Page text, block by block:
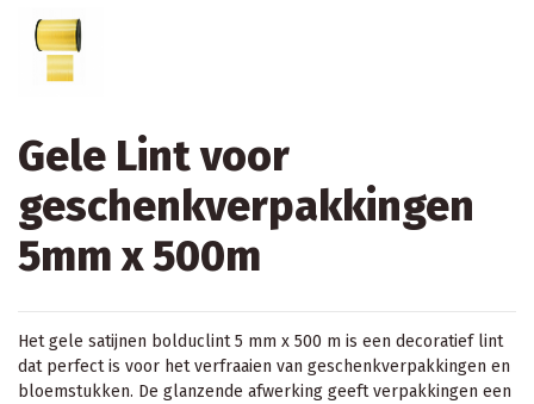
Gele Lint voor
geschenkverpakkingen
5mm x 500m
Het gele satijnen bolduclint 5 mm x 500 m is een decoratief lint
dat perfect is voor het verfraaien van geschenkverpakkingen en
bloemstukken. De glanzende afwerking geeft verpakkingen een